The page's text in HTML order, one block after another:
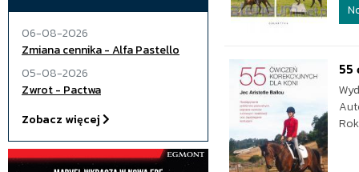
06-08-2026
Zmiana cennika - Alfa Pastello
05-08-2026
Zwrot - Pactwa
Zobacz więcej
55